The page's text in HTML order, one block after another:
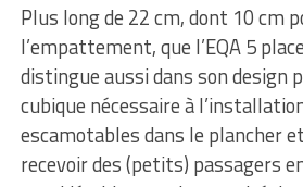
Plus long de 22 cm, dont 10 cm
l’empattement, que l’EQA 5
distingue aussi dans son design
cubique nécessaire à
escamotables dans le plancher
recevoir des (petits) passagers